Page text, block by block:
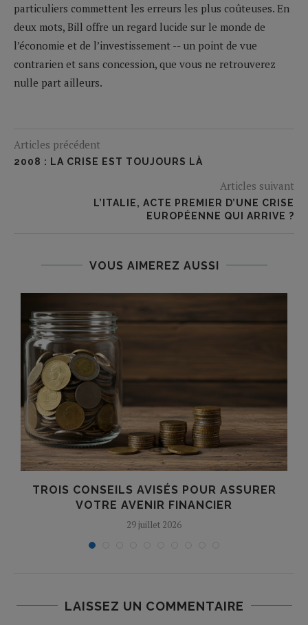
particuliers commettent les erreurs les plus coûteuses. En
deux mots, Bill offre un regard lucide sur le monde de
l’économie et de l’investissement -- un point de vue
contrarien et sans concession, que vous ne retrouverez
nulle part ailleurs.
Articles précédent
2008 : LA CRISE EST TOUJOURS LÀ
Articles suivant
L’ITALIE, ACTE PREMIER D’UNE CRISE
EUROPÉENNE QUI ARRIVE ?
VOUS AIMEREZ AUSSI
TROIS CONSEILS AVISÉS POUR ASSURER
VOTRE AVENIR FINANCIER
29 juillet 2026
LAISSEZ UN COMMENTAIRE